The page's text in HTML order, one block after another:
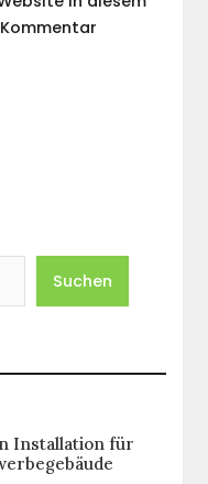
Suchen
Installation für